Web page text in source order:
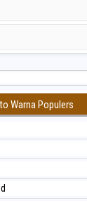
Warna Populers